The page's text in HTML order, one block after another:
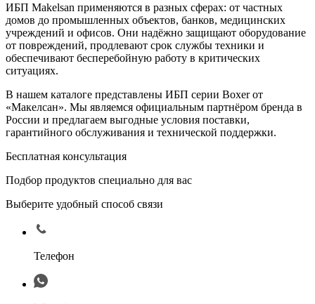
ИБП Makelsan применяются в разных сферах: от частных
домов до промышленных объектов, банков, медицинских
учреждений и офисов. Они надёжно защищают оборудование
от повреждений, продлевают срок службы техники и
обеспечивают бесперебойную работу в критических
ситуациях.
В нашем каталоге представлены ИБП серии Boxer от
«Макелсан». Мы являемся официальным партнёром бренда в
России и предлагаем выгодные условия поставки,
гарантийного обслуживания и технической поддержки.
Бесплатная консультация
Подбор продуктов специально для вас
Выберите удобный способ связи
Телефон